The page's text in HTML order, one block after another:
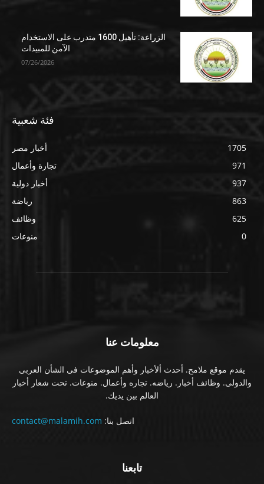
الزراعة: تأهيل 1600 متدرب على الاستخدام
الآمن للمبيدات
07/26/2026
فئة شعبية
أخبار مصر
1705
تجارة وأعمال
971
أخبار دولية
937
رياضة
863
وظائف
625
منوعات
0
معلومات عنا
يقدم موقع ملامح. أحدث ألأخبار وأهم الموضوعات فى الشأن العربى
والدولى. وظائف أخبار. رياضه. تجاره وأعمال. منوعات. تحت شعار أخبار
العالم بين يديك.
اتصل بنا: contact@malamih.com
تابعنا